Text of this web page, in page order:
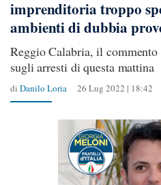
imprenditoria troppo
ambienti di dubbia
Reggio Calabria, il
sugli arresti di questa mattina
di Danilo Loria 26 Lug 2022 | 18:42